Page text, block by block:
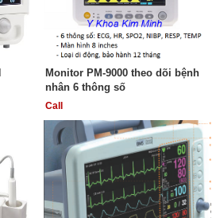
Monitor PM-9000 theo dõi bệnh
nhân 6 thông số
Call